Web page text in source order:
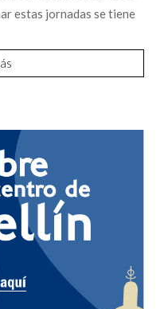
estas jornadas se tiene